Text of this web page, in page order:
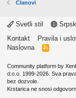
Članovi
Svetli stil
Kontakt
Pravila i
Naslovna
R
Community platform by
d.o.o. 1999-2026. Sva
bez dozvole.
Krstarica ne snosi